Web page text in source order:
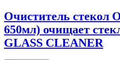
Очиститель стекол
650мл) очищает
GLASS CLEANER